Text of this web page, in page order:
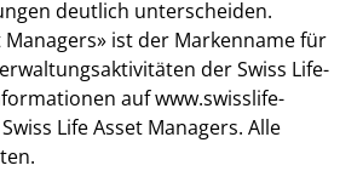
deutlich unterscheiden.
Managers» ist der Markenname für
der Swiss Life-
auf www.swisslife-
Life Asset Managers. Alle